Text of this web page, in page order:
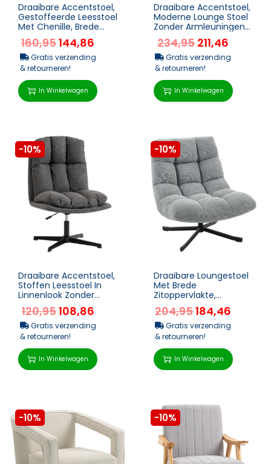
Draaibare Accentstoel,
Gestoffeerde Leesstoel
Met Chenille, Brede
Zitplaats, Verenkussen
En Metalen ...
160,95144,86
Gratis verzending
& retourneren!
In Winkelwagen
Draaibare Accentstoel,
Moderne Lounge Stoel
Zonder Armleuningen
Met Stalen Poten,
Donkerblauw
234,95211,46
Gratis verzending
& retourneren!
In Winkelwagen
-10%
Draaibare Accentstoel,
Stoffen Leesstoel In
Linnenlook Zonder
Armleuningen Met
Brede Zit En Metalen ...
120,95108,86
Gratis verzending
& retourneren!
In Winkelwagen
-10%
Draaibare Loungestoel
Met Brede
Zitoppervlakte,
Waterafstotende
Chenille-look,
Gekruiste Stalen Pote...
204,95184,46
Gratis verzending
& retourneren!
In Winkelwagen
-10% -10%